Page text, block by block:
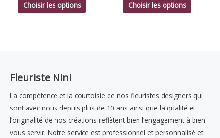
Choisir les options Choisir les options
Fleuriste Nini
La compétence et la courtoisie de nos fleuristes designers qui
sont avec nous depuis plus de 10 ans ainsi que la qualité et
l’originalité de nos créations reflètent bien l’engagement à bien
vous servir. Notre service est professionnel et personnalisé et